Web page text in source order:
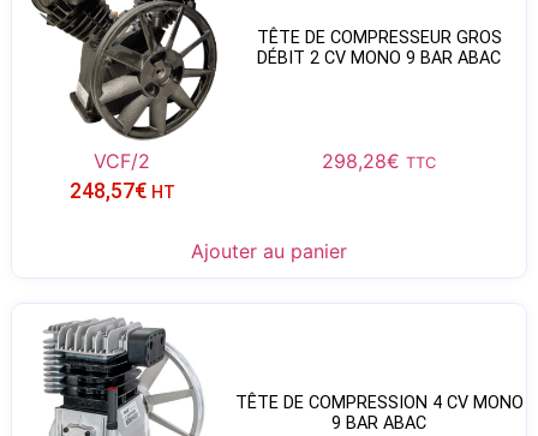
TÊTE DE COMPRESSEUR GROS
DÉBIT 2 CV MONO 9 BAR ABAC
VCF/2 298,28€ TTC
248,57€ HT
Ajouter au panier
TÊTE DE COMPRESSION 4 CV MONO
9 BAR ABAC